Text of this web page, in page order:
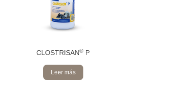
CLOSTRISAN® P
Leer más